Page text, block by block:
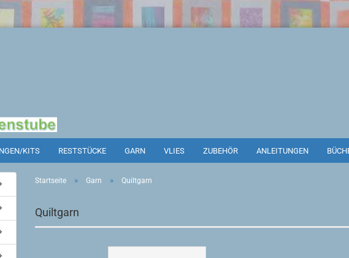
KITS RESTSTÜCKE GARN VLIES ZUBEHÖR ANLEITUNGEN
Startseite » Garn » Quiltgarn
Quiltgarn